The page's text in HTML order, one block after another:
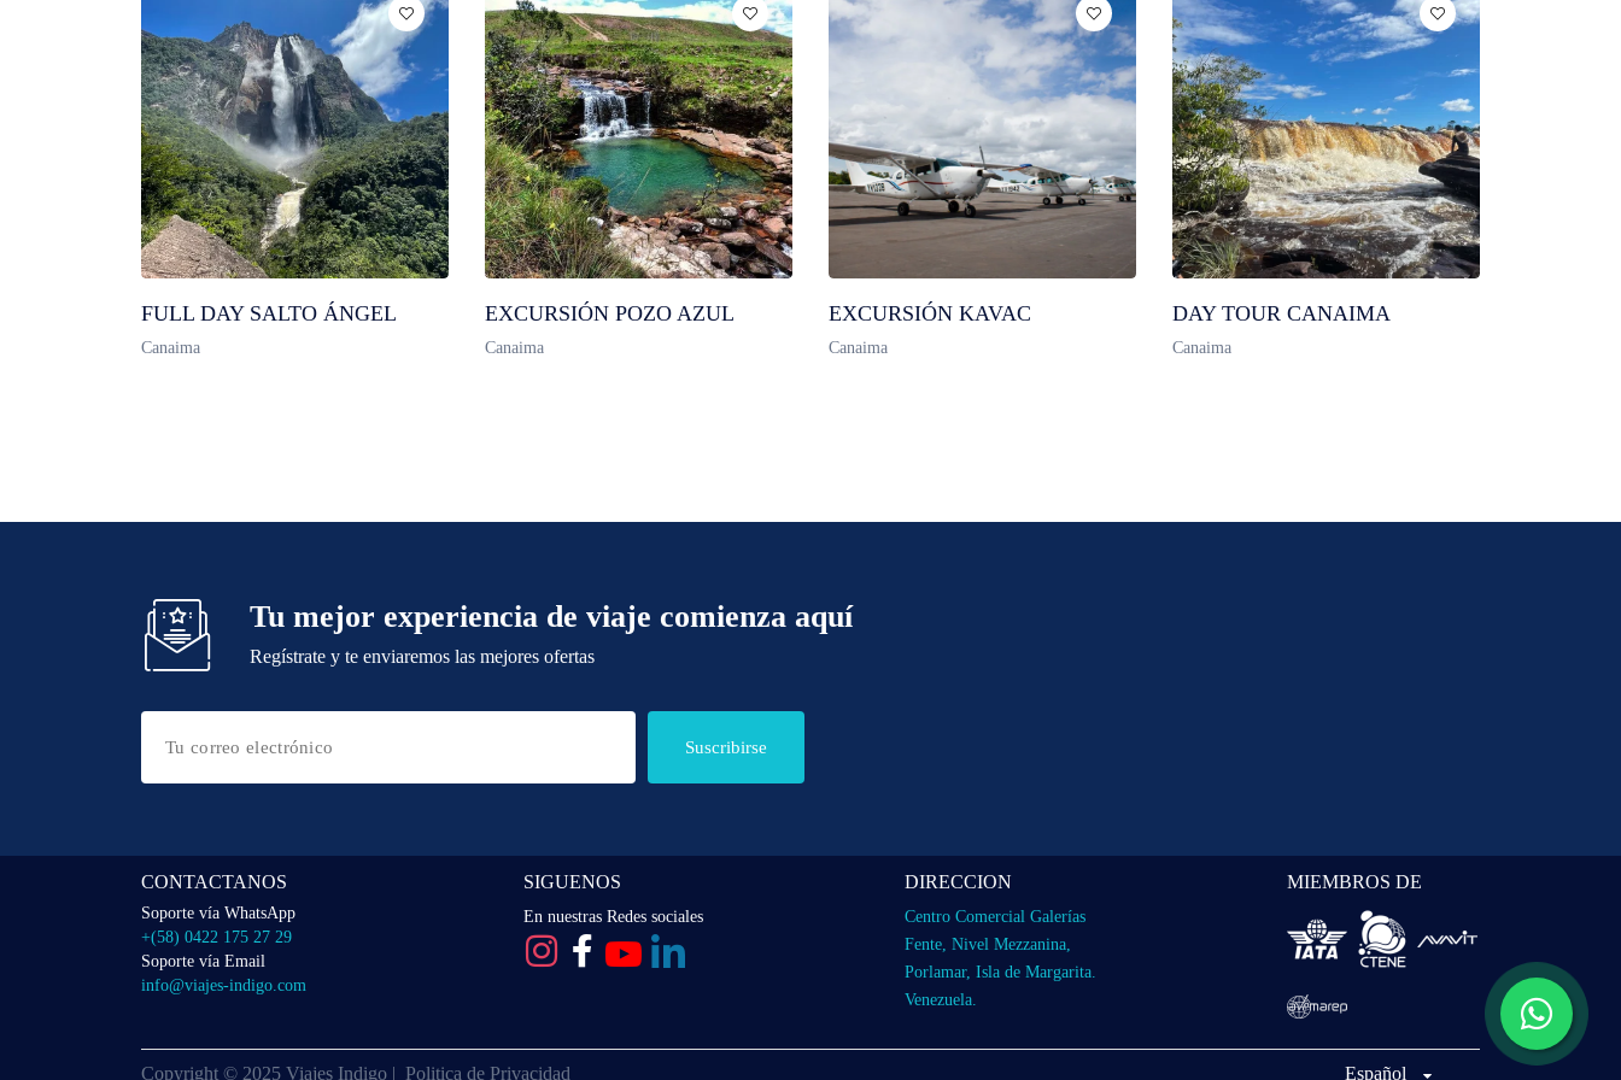
FULL DAY SALTO ÁNGEL
Canaima
EXCURSIÓN POZO AZUL
Canaima
EXCURSIÓN KAVAC
Canaima
DAY TOUR CANAIMA
Canaima
Tu mejor experiencia de viaje comienza aquí
Regístrate y te enviaremos las mejores ofertas
Suscribirse
CONTACTANOS
Soporte vía WhatsApp
+(58) 0422 175 27 29
Soporte vía Email
info@viajes-indigo.com
SIGUENOS
En nuestras Redes sociales
DIRECCION
Centro Comercial Galerías
Fente, Nivel Mezzanina,
Porlamar, Isla de Margarita.
Venezuela.
MIEMBROS DE
Copyright © 2025 Viajes Indigo | Politica de Privacidad Español